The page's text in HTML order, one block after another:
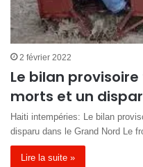
2 février 2022
Le bilan
morts et un
Haiti intempéries: Le bilan
disparu dans le Grand Nord Le
Lire la suite »